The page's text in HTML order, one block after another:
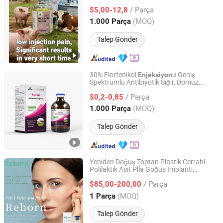
$5,00-12,8 / Parça
1.000 Parça (MOQ)
Talep Gönder
Shandong, China Fiyat 2025
30% Florfenikol Enjeksiyonu Geniş
Spektrumlu Antibiyotik Sığır, Domuz,
Bakteriyel Enfeksiyonu İçin Hamile
Hayvanlar İçin Güvenlidir
$0,2-0,85 / Parça
1.000 Parça (MOQ)
Talep Gönder
JIANGXI BANGCHENG ANIMAL PHARMACEUTICAL CO.,
LTD
Jiangxi, China Fiyat 2026
Yeniden Doğuş Toptan Plastik Cerrahi
Polilaktik Asit Plla Göğüs İmplantı
Beyazlatma ve Kalça Geliştirme için
$85,00-200,00 / Parça
1 Parça (MOQ)
Talep Gönder
Rimless Industry Co., Ltd.
Jilin, China Fiyat 2024